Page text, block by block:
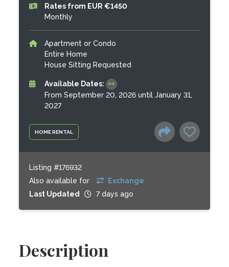
HOME RENTAL
Rates from EUR €1450
Monthly
Apartment or Condo
Entire Home
House Sitting Requested
Available Dates:
From September 20, 2026 until January 31,
2027
Listing #176932
Also available for
Exchange
Last Updated
7 days ago
Description